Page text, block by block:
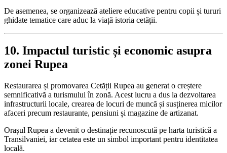
De asemenea, se organizează ateliere educative pentru copii și tururi
ghidate tematice care aduc la viață istoria cetății.
10. Impactul turistic și economic asupra
zonei Rupea
Restaurarea și promovarea Cetății Rupea au generat o creștere
semnificativă a turismului în zonă. Acest lucru a dus la dezvoltarea
infrastructurii locale, crearea de locuri de muncă și susținerea micilor
afaceri precum restaurante, pensiuni și magazine de artizanat.
Orașul Rupea a devenit o destinație recunoscută pe harta turistică a
Transilvaniei, iar cetatea este un simbol important pentru identitatea
locală.